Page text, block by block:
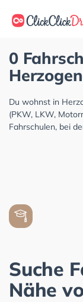
0
Du wohnst in
(PKW, LKW,
Fahrschulen, bei
Suche
Nähe